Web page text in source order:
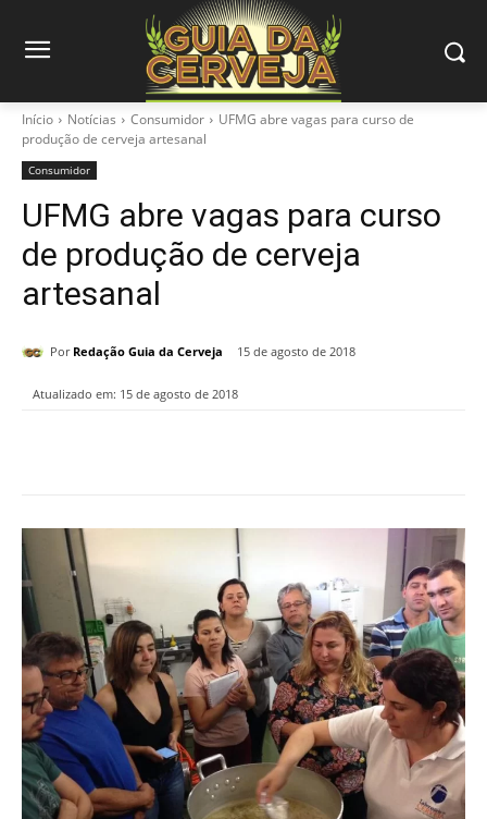
Início Notícias Consumidor
UFMG abre vagas para curso de
produção de cerveja artesanal
Consumidor
UFMG abre vagas para curso
de produção de cerveja
artesanal
Por Redação Guia da Cerveja 15 de agosto de 2018
Atualizado em: 15 de agosto de 2018